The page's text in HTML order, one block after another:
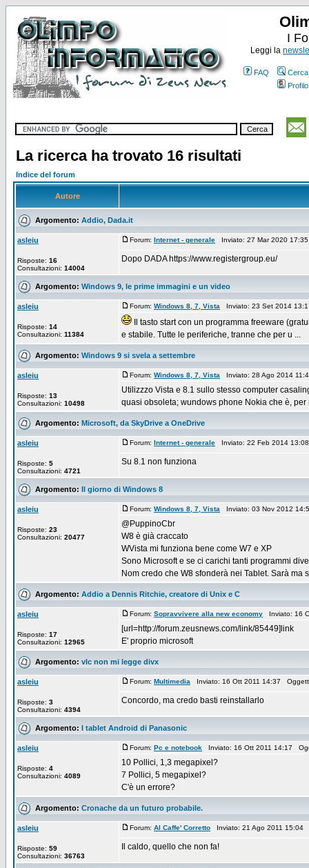
I
Leggi la
FAQ
Cerca
Profilo
La ricerca ha trovato 16 risultati
Indice del forum
Autore
Argomento: Addio, Dada.it
asleiu
Risposte: 16
Consultazioni: 14004
Forum: Internet - generale Inviato: 27 Mar 2020
Dopo DADA https://www.registergroup.eu/
Argomento: Windows 9, le prime immagini e un video
asleiu
Risposte: 14
Consultazioni: 11384
Forum: Windows 8, 7, Vista Inviato: 23 Set 2014
Il tasto start con un programma freeware
e stabile. Tutte le periferiche, tranne che per u ...
Argomento: Windows 9 si svela a settembre
asleiu
Risposte: 13
Consultazioni: 10498
Forum: Windows 8, 7, Vista Inviato: 28 Ago 2014
Utilizzzo Vista e 8.1 sullo stesso computer
quasi obsoleta; wundows phone Nokia che è, per
Argomento: Microsoft, da SkyDrive a OneDrive
asleiu
Risposte: 5
Consultazioni: 4721
Forum: Internet - generale Inviato: 22 Feb 2014
Su 8.1 non funziona
Argomento: Il giorno di Windows 8
asleiu
Risposte: 23
Consultazioni: 20477
Forum: Windows 8, 7, Vista Inviato: 03 Nov 2012
@PuppinoCbr
W8 è già craccato
WVista mi funziona bene come W7 e XP
Sono Microsoft e se ci carichi tanti programmi
Nom credo che W8 sfonderà nei Tablet. Sarà ma
Argomento: Addio a Dennis Ritchie, creatore di Unix e C
asleiu
Risposte: 17
Consultazioni: 12965
Forum: Sopravvivere alla new economy Inviato: 16
[url=http://forum.zeusnews.com/link/85449]link
E' proprio microsoft
Argomento: vlc non mi legge divx
asleiu
Risposte: 3
Consultazioni: 4394
Forum: Multimedia Inviato: 16 Ott 2011 14:37
Concordo, ma credo basti reinstallarlo
Argomento: I tablet Android di Panasonic
asleiu
Risposte: 4
Consultazioni: 4089
Forum: Pc e notebook Inviato: 16 Ott 2011 14:17
10 Pollici, 1,3 megapixel?
7 Pollici, 5 megapixel?
C'è un errore?
Argomento: Cronache da un futuro probabile.
asleiu
Risposte: 59
Consultazioni: 36763
Forum: Al Caffe' Corretto Inviato: 21 Ago 2011
Il caldo, quello che non fa!